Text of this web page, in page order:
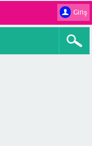
Giriş